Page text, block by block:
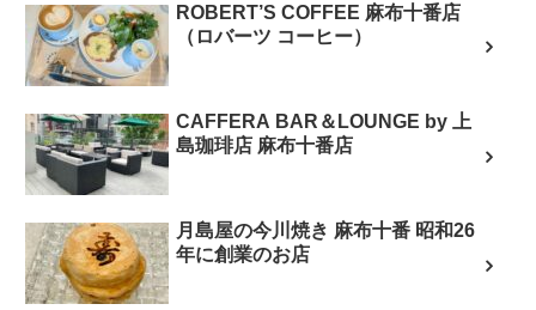
ROBERT’S COFFEE 麻布十番店
（ロバーツ コーヒー）
CAFFERA BAR＆LOUNGE by 上
島珈琲店 麻布十番店
月島屋の今川焼き 麻布十番 昭和26
年に創業のお店